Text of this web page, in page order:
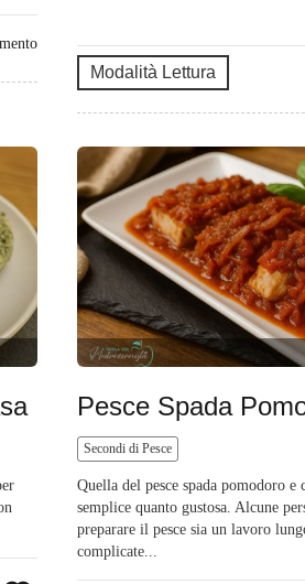
Modalità Lettura
Pesce Spada
Secondi di Pesce
Quella del pesce spada pomodoro
semplice quanto gustosa. Alcune
preparare il pesce sia un lavoro
complicate...